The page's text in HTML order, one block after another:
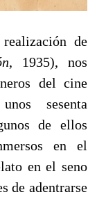
de
, 1935), nos
del cine
sesenta
de ellos
en el
en el seno
de adentrarse